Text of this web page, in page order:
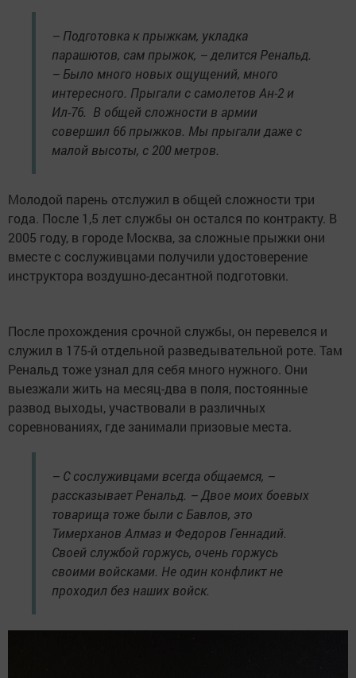
– Подготовка к прыжкам, укладка
парашютов, сам прыжок, – делится Ренальд.
– Было много новых ощущений, много
интересного. Прыгали с самолетов Ан-2 и
Ил-76. В общей сложности в армии
совершил 66 прыжков. Мы прыгали даже с
малой высоты, с 200 метров.
Молодой парень отслужил в общей сложности три
года. После 1,5 лет службы он остался по контракту. В
2005 году, в городе Москва, за сложные прыжки они
вместе с сослуживцами получили удостоверение
инструктора воздушно-десантной подготовки.
После прохождения срочной службы, он перевелся и
служил в 175-й отдельной разведывательной роте. Там
Ренальд тоже узнал для себя много нужного. Они
выезжали жить на месяц-два в поля, постоянные
развод выходы, участвовали в различных
соревнованиях, где занимали призовые места.
– С сослуживцами всегда общаемся, –
рассказывает Ренальд. – Двое моих боевых
товарища тоже были с Бавлов, это
Тимерханов Алмаз и Федоров Геннадий.
Своей службой горжусь, очень горжусь
своими войсками. Не один конфликт не
проходил без наших войск.